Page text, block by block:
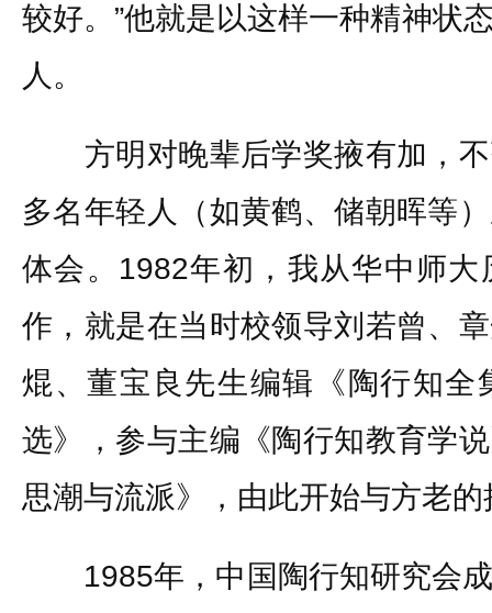
较好。”他就是以这样一种精神状
人。
方明对晚辈后学奖掖有加，不
多名年轻人（如黄鹤、储朝晖等
体会。1982年初，我从华中师
作，就是在当时校领导刘若曾、
焜、董宝良先生编辑《陶行知全
选》，参与主编《陶行知教育学
思潮与流派》，由此开始与方老的
1985年，中国陶行知研究会成